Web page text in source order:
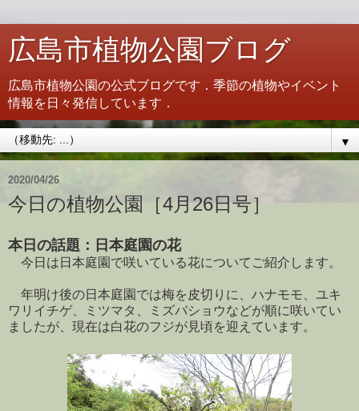
広島市植物公園ブログ
広島市植物公園の公式ブログです．季節の植物やイベント
情報を日々発信しています．
▼
2020/04/26
今日の植物公園［4月26日号］
本日の話題：日本庭園の花
今日は日本庭園で咲いている花についてご紹介します。
年明け後の日本庭園では梅を皮切りに、ハナモモ、ユキ
ワリイチゲ、ミツマタ、ミズバショウなどが順に咲いてい
ましたが、現在は白花のフジが見頃を迎えています。